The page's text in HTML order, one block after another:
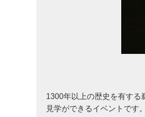
1300年以上の歴史を有する
見学ができるイベントです。